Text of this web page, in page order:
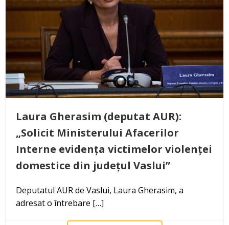
Laura Gherasim (deputat AUR):
„Solicit Ministerului Afacerilor
Interne evidența victimelor violenței
domestice din județul Vaslui”
Deputatul AUR de Vaslui, Laura Gherasim, a
adresat o întrebare […]